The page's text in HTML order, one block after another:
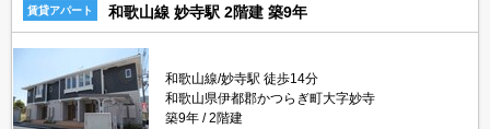
賃貸アパート 和歌山線 妙寺駅 2階建 築9年
和歌山線/妙寺駅 徒歩14分
和歌山県伊都郡かつらぎ町大字妙寺
築9年
2階建